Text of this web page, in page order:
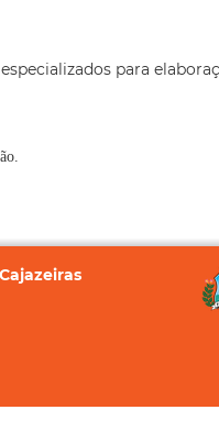
para